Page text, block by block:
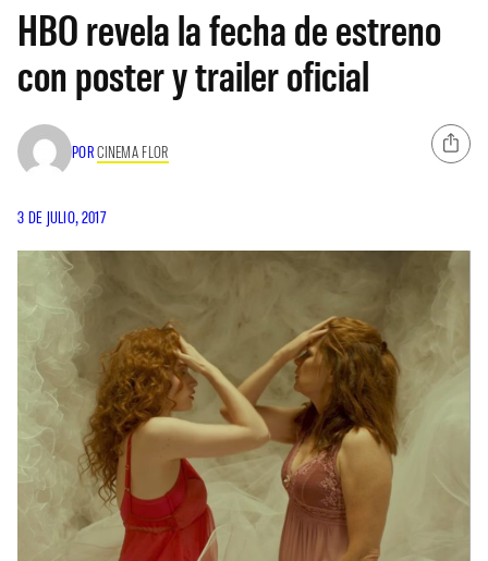
HBO revela la fecha de estreno
con poster y trailer oficial
PORCINEMA FLOR
3 DE JULIO, 2017